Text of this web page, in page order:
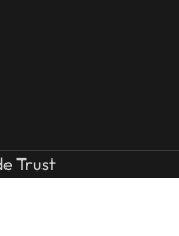
Trust